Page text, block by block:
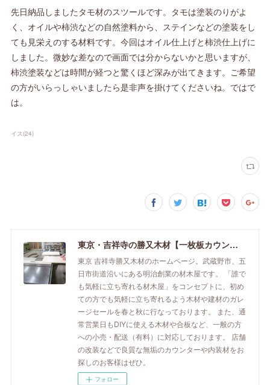
先日納品しましたタモ材のスツールです。タモは塗装のりがよ
く、オイルや柿渋などの自然塗料から、ステインなどの塗装をし
ても見栄えのする材料です。今回はオイル仕上げと柿渋仕上げに
しました。微妙な差なので画面では分からないかと思いますが、
柿渋塗装などは時間が経つと驚くほど深みが出てきます。ご希望
の方がいらっしゃいましたら是非声を掛けてくださいね。ではで
は。
イス(24)
東京・吉祥寺の勝又木材【一枚板カウンター】
東京 吉祥寺勝又木材のホームページ。武蔵野市、五
日市街道沿いにある明治創業の材木屋です。 「誰で
も気軽に立ち寄れる材木屋」をコンセプトに、初め
ての方でも気軽に立ち寄れるよう木材や建材のガレ
ージセールを春と秋に行なっております。 また、通
常営業日もDIYに使える木材や合板など、一般の方
への小売・配送（有料）に対応しております。 店舗
の改装などで良質な無垢のカウンターや内装材をお
探しのお客様はぜひ。
フォロー